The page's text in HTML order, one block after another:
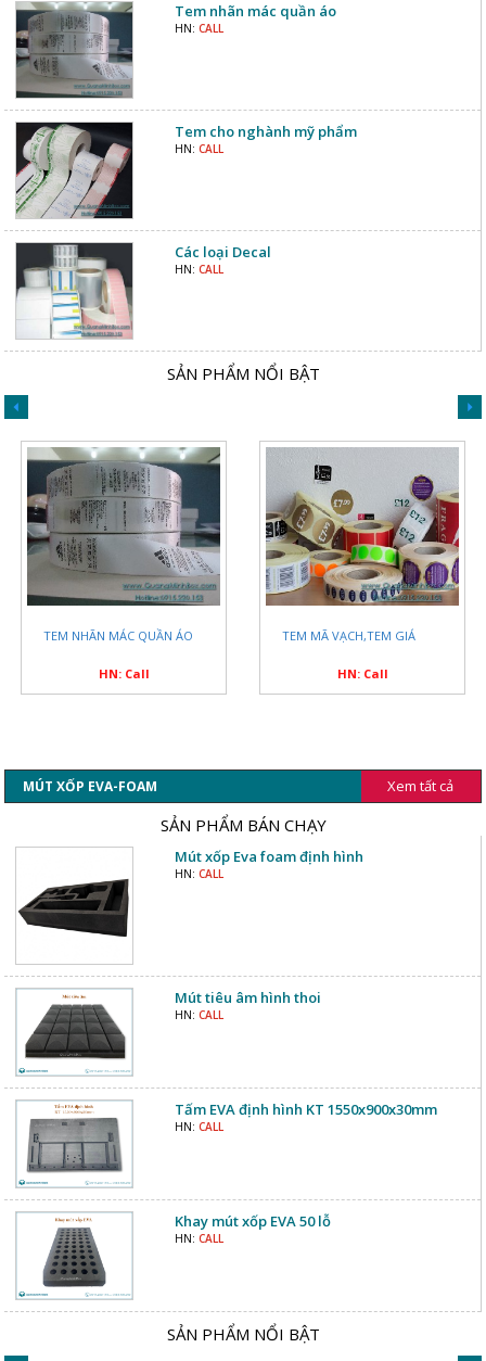
Tem nhãn mác quần áo
HN: CALL
Tem cho nghành mỹ phẩm
HN: CALL
Các loại Decal
HN: CALL
SẢN PHẨM NỔI BẬT
TEM NHÃN MÁC QUẦN ÁO
HN: Call
TEM MÃ VẠCH,TEM GIÁ
HN: Call
MÚT XỐP EVA-FOAM Xem tất cả
SẢN PHẨM BÁN CHẠY
Mút xốp Eva foam định hình
HN: CALL
Mút tiêu âm hình thoi
HN: CALL
Tấm EVA định hình KT 1550x900x30mm
HN: CALL
Khay mút xốp EVA 50 lỗ
HN: CALL
SẢN PHẨM NỔI BẬT